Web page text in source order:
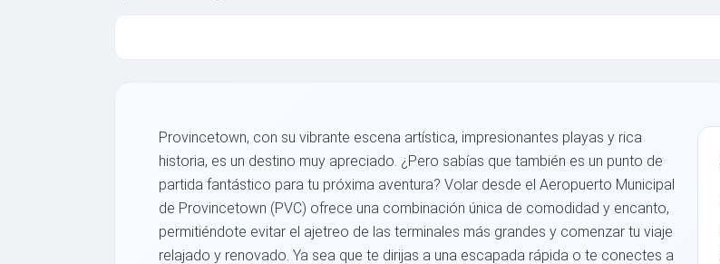
Provincetown, con su vibrante escena artística, impresionantes playas y rica
historia, es un destino muy apreciado. ¿Pero sabías que también es un punto de
partida fantástico para tu próxima aventura? Volar desde el Aeropuerto Municipal
de Provincetown (PVC) ofrece una combinación única de comodidad y encanto,
permitiéndote evitar el ajetreo de las terminales más grandes y comenzar tu viaje
relajado y renovado. Ya sea que te dirijas a una escapada rápida o te conectes a